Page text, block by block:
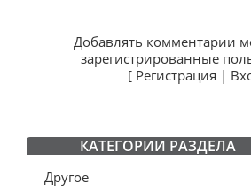
Добавлять комментарии
зарегистрированные
[ Регистрация |
КАТЕГОРИИ РАЗДЕЛА
Другое